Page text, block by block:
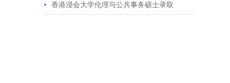
香港浸会大学伦理与公共事务硕士录取